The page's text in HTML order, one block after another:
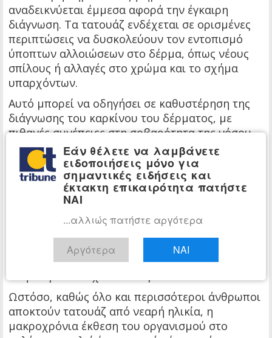
αναδεικνύεται έμμεσα αφορά την έγκαιρη
διάγνωση. Τα τατουάζ ενδέχεται σε ορισμένες
περιπτώσεις να δυσκολεύουν τον εντοπισμό
ύποπτων αλλοιώσεων στο δέρμα, όπως νέους
σπίλους ή αλλαγές στο χρώμα και το σχήμα
υπαρχόντων.
Αυτό μπορεί να οδηγήσει σε καθυστέρηση της
διάγνωσης του καρκίνου του δέρματος, με
πιθανές συνέπειες στη σοβαρότητα της νόσου
κατά τη στιγμή της ανίχνευσης.
Για τον λόγο αυτό, οι ειδικοί συνιστούν στα
άτομα με εκτεταμένα τατουάζ να υποβάλλονται
σε τακτικούς δερματολογικούς ελέγχους,
ή οικογενειακό ιστορικό καρκίνου.
Τα τατουάζ είναι ευρέως διαδεδομένα και τα
συνολικά ποσοστά καρκίνου στον γενικό
Ωστόσο, καθώς όλο και περισσότεροι άνθρωποι
αποκτούν τατουάζ από νεαρή ηλικία, η
μακροχρόνια έκθεση του οργανισμού στο
Εάν θέλετε να λαμβάνετε
ειδοποιήσεις μόνο για
σημαντικές ειδήσεις και
έκτακτη επικαιρότητα πατήστε
ΝΑΙ
...αλλιώς πατήστε αργότερα
Αργότερα ΝΑΙ